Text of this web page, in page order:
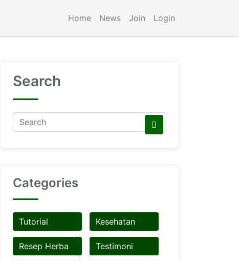
Home News Join Login
Search
Categories
Tutorial Kesehatan
Resep Herba Testimoni